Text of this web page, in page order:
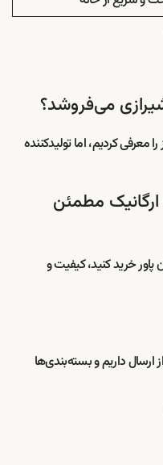
می‌فروشد؟
کردیم، اما تولیدکننده
ارگانیک مطمئن
پاور خرید کنید، کیفیت و
ارسال داریم و بسته‌بندی‌ها